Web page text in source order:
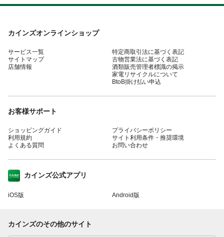
カインズオンラインショップ
サービス一覧
サイトマップ
店舗情報
特定商取引法に基づく表記
古物営業法に基づく表記
酒類販売管理者標識の掲示
家電リサイクルについて
BtoB掛け払い申込
お客様サポート
ショッピングガイド
利用規約
よくある質問
プライバシーポリシー
サイト利用条件・推奨環境
お問い合わせ
カインズ公式アプリ
iOS版 Android版
カインズのその他のサイト